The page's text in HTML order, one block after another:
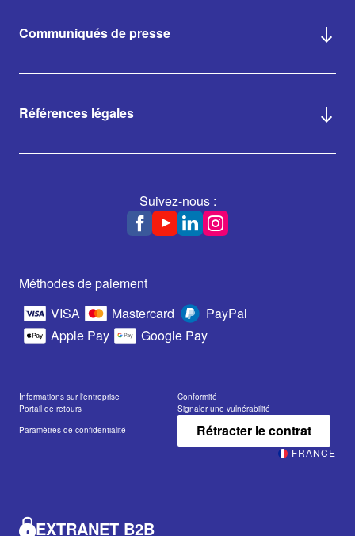
Communiqués de presse
Références légales
Suivez-nous :
Méthodes de paiement
VISA
Mastercard
PayPal
Apple Pay
Google Pay
Informations sur l'entreprise
Conformité
Portail de retours
Signaler une vulnérabilité
Paramètres de confidentialité
Rétracter le contrat
FRANCE
EXTRANET B2B